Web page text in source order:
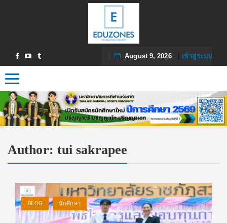
August 9, 2026| เข้าสู่ระบบ
Toggle navigation
Author: tui sakrapee
BLOG นักศึกษา